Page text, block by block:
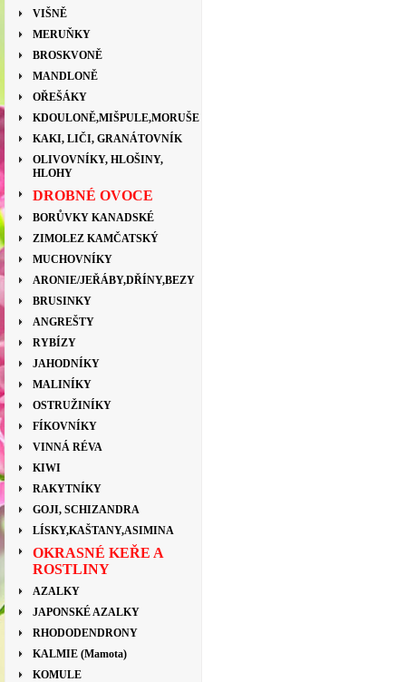
VIŠNĚ
MERUŇKY
BROSKVONĚ
MANDLONĚ
OŘEŠÁKY
KDOULONĚ,MIŠPULE,MORUŠE
KAKI, LIČI, GRANÁTOVNÍK
OLIVOVNÍKY, HLOŠINY,
HLOHY
DROBNÉ OVOCE
BORŮVKY KANADSKÉ
ZIMOLEZ KAMČATSKÝ
MUCHOVNÍKY
ARONIE/JEŘÁBY,DŘÍNY,BEZY
BRUSINKY
ANGREŠTY
RYBÍZY
JAHODNÍKY
MALINÍKY
OSTRUŽINÍKY
FÍKOVNÍKY
VINNÁ RÉVA
KIWI
RAKYTNÍKY
GOJI, SCHIZANDRA
LÍSKY,KAŠTANY,ASIMINA
OKRASNÉ KEŘE A
ROSTLINY
AZALKY
JAPONSKÉ AZALKY
RHODODENDRONY
KALMIE (Mamota)
KOMULE